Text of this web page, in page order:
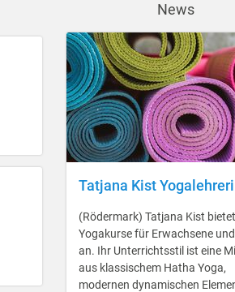
News
Tatjana Kist
(Rödermark) Tatjana Kist bietet
Yogakurse für Erwachsene
an. Ihr Unterrichtsstil ist eine
aus klassischem Hatha Yoga,
modernen dynamischen